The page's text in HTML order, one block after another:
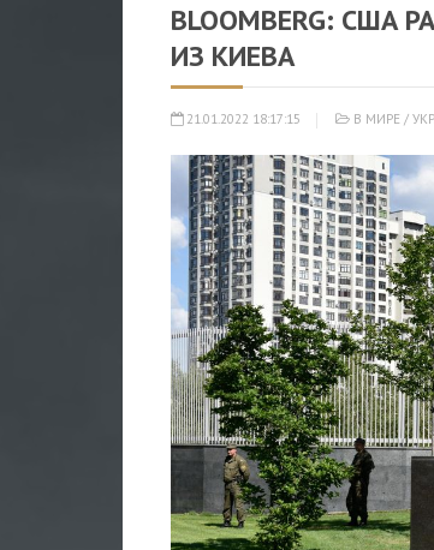
BLOOMBERG:
ИЗ КИЕВА
21.01.2022 18:17:15 В МИРЕ /